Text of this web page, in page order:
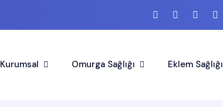
Kurumsal Omurga Sağlığı Eklem Sağlığı